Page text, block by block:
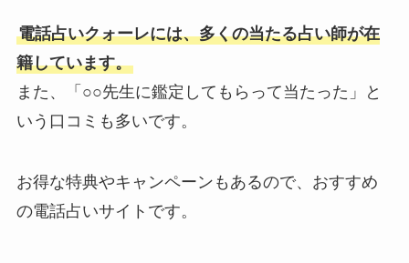
電話占いクォーレには、多くの当たる占い師が在
籍しています。
また、「○○先生に鑑定してもらって当たった」と
いう口コミも多いです。
お得な特典やキャンペーンもあるので、おすすめ
の電話占いサイトです。